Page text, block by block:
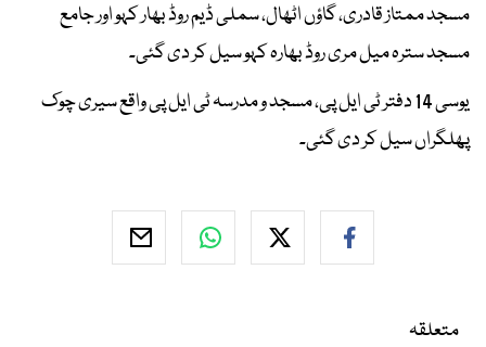
مسجد ممتاز قادری، گاؤں اٹھال، سملی ڈیم روڈ بھار کہو اور جامع
مسجد سترہ میل مری روڈ بھارہ کہو سیل کر دی گئی۔
یوسی 14 دفتر ٹی ایل پی، مسجد و مدرسہ ٹی ایل پی واقع سیری چوک
پھلگراں سیل کر دی گئی۔
متعلقہ